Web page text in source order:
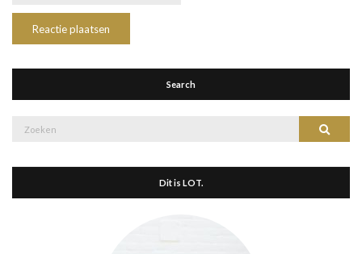
Search
Zoek
Dit is LOT.